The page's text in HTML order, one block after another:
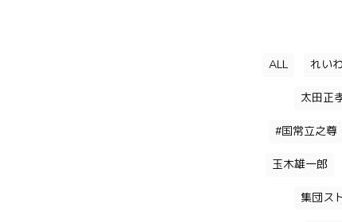
ALL れい
太田正
#国常立之尊
玉木雄一郎
集団ス